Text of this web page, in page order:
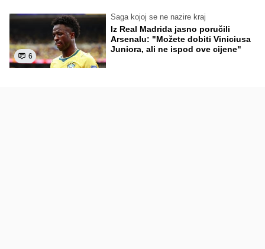
6
Saga kojoj se ne nazire kraj
Iz Real Madrida jasno poručili
Arsenalu: "Možete dobiti Viniciusa
Juniora, ali ne ispod ove cijene"